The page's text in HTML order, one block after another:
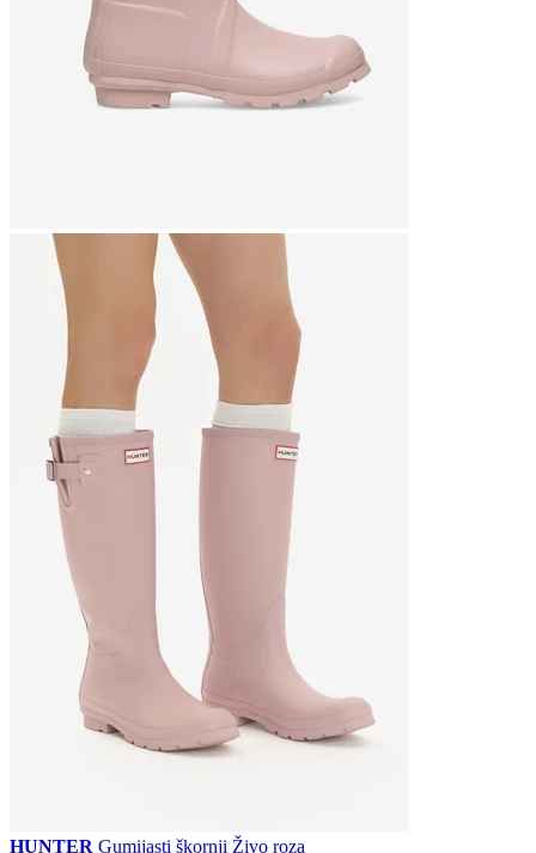
HUNTER Gumijasti škornji Živo roza